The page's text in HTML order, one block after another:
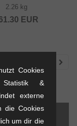
2.26 kg
EUR
Cookies
&
externe
die Cookies
um dir die